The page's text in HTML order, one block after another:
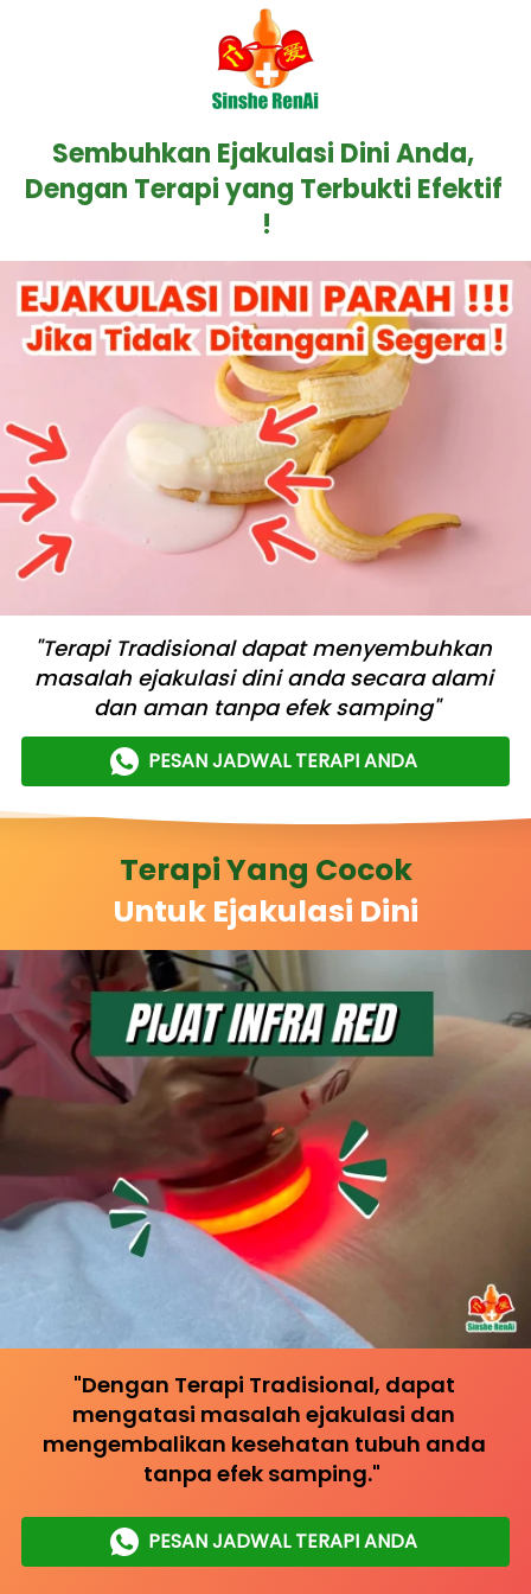
Sembuhkan Ejakulasi Dini Anda,
Dengan Terapi yang Terbukti Efektif
!
"Terapi Tradisional dapat menyembuhkan
masalah ejakulasi dini anda secara alami
dan aman tanpa efek samping"
` PESAN JADWAL TERAPI ANDA
Terapi Yang Cocok
Untuk Ejakulasi Dini
"Dengan Terapi Tradisional, dapat
mengatasi masalah ejakulasi dan
mengembalikan kesehatan tubuh anda
tanpa efek samping."
` PESAN JADWAL TERAPI ANDA